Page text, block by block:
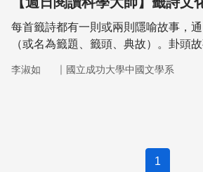
每首籤詩都有一則或兩則隱喻故事，通
（或名為籤題、籤頭、典故）。卦頭
往往是決定整首籤詩的吉、凶、好、
李淑如 ｜ 國立成功大學中國文學系
1